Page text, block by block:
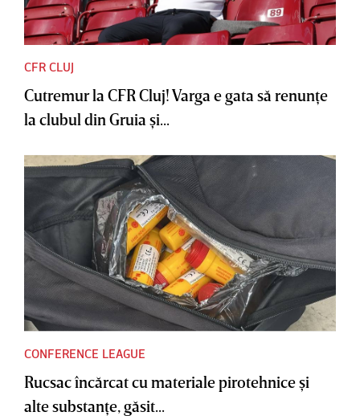
CFR CLUJ
Cutremur la CFR Cluj! Varga e gata să renunţe
la clubul din Gruia şi...
CONFERENCE LEAGUE
Rucsac încărcat cu materiale pirotehnice şi
alte substanţe, găsit...